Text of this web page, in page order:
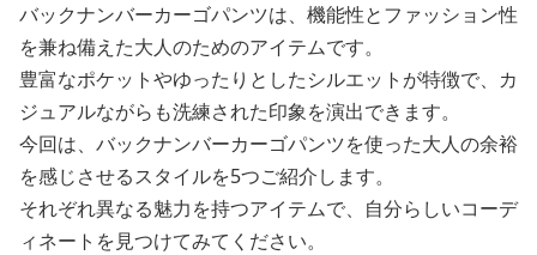
バックナンバーカーゴパンツは、機能性とファッション性
を兼ね備えた大人のためのアイテムです。
豊富なポケットやゆったりとしたシルエットが特徴で、カ
ジュアルながらも洗練された印象を演出できます。
今回は、バックナンバーカーゴパンツを使った大人の余裕
を感じさせるスタイルを5つご紹介します。
それぞれ異なる魅力を持つアイテムで、自分らしいコーデ
ィネートを見つけてみてください。